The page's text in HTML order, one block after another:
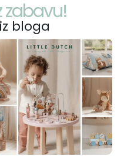
zabavu!
bloga